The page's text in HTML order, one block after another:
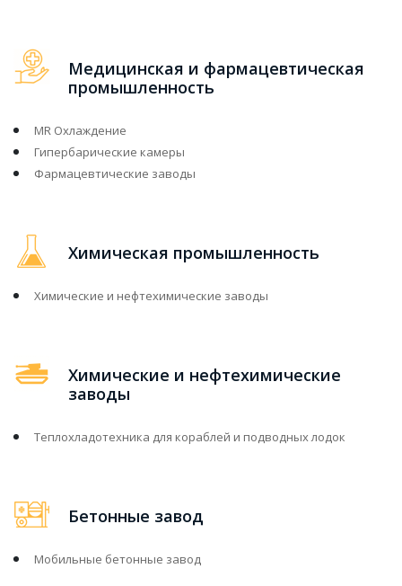
Медицинская и фармацевтическая
промышленность
MR Охлаждение
Гипербарические камеры
Фармацевтические заводы
Химическая промышленность
Химические и нефтехимические заводы
Химические и нефтехимические
заводы
Теплохладотехника для кораблей и подводных лодок
Бетонные завод
Мобильные бетонные завод